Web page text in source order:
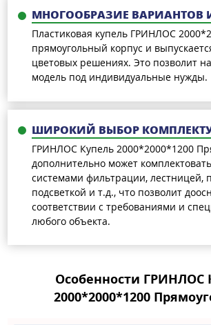
МНОГООБРАЗИЕ ВАРИАНТОВ
Пластиковая купель ГРИНЛОС
прямоугольный корпус и
цветовых решениях. Это позволит
модель под индивидуальные нужды.
ШИРОКИЙ ВЫБОР
ГРИНЛОС Купель 2000*2000*1200
дополнительно может
системами фильтрации, лестницей,
подсветкой и т.д., что позволит
соответствии с требованиями и
любого объекта.
Особенности ГРИНЛОС
2000*2000*1200